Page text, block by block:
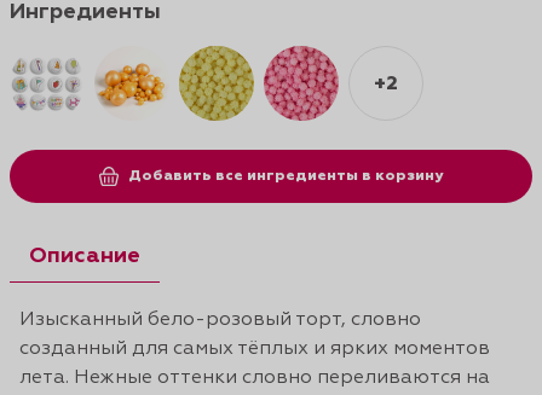
Ингредиенты
+2
Добавить все ингредиенты в корзину
Описание
Изысканный бело-розовый торт, словно
созданный для самых тёплых и ярких моментов
лета. Нежные оттенки словно переливаются на